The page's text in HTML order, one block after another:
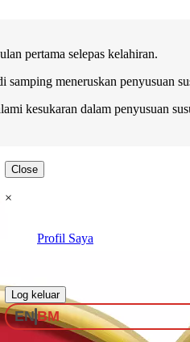
pertama selepas kelahiran.
meneruskan penyusuan
kesukaran dalam penyusuan
Close
×
Profil Saya
Log keluar
ENBM